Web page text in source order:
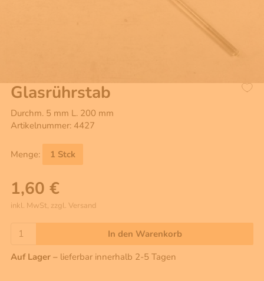
Glasrührstab
Durchm. 5 mm L. 200 mm
Artikelnummer: 4427
Menge: 1 Stck
1,60 €
inkl. MwSt, zzgl. Versand
In den Warenkorb
Auf Lager – lieferbar innerhalb 2-5 Tagen